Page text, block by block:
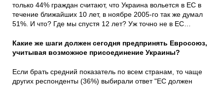
только 44% граждан считают, что Украина вольется в ЕС в
течение ближайших 10 лет, в ноябре 2005-го так же думал
51%. И что? Где мы спустя 12 лет? Уж точно не в ЕС…
Какие же шаги должен сегодня предпринять Евросоюз,
учитывая возможное присоединение Украины?
Если брать средний показатель по всем странам, то чаще
других респонденты (36%) выбирали ответ "ЕС должен